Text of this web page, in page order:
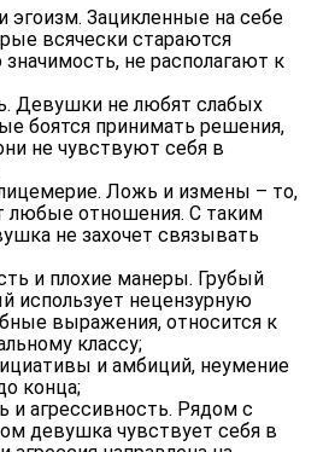
эгоизм. Зацикленные на себе
всячески стараются
не располагают к
Девушки не любят слабых
боятся принимать решения,
не чувствуют себя в
Ложь и измены – то,
любые отношения. С таким
не захочет связывать
и плохие манеры. Грубый
использует нецензурную
выражения, относится к
классу;
и амбиций, неумение
конца;
и агрессивность. Рядом с
девушка чувствует себя в